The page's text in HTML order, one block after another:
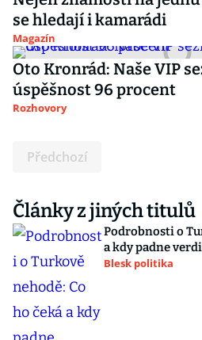
se hledají i kamarádi
Magazín
Oto Kronrád: Naše VIP
úspěšnost 96 procent
Rozhovory
Předchozí
Články z jiných titulů
Podrobnosti o
a kdy padne
Blesk politika